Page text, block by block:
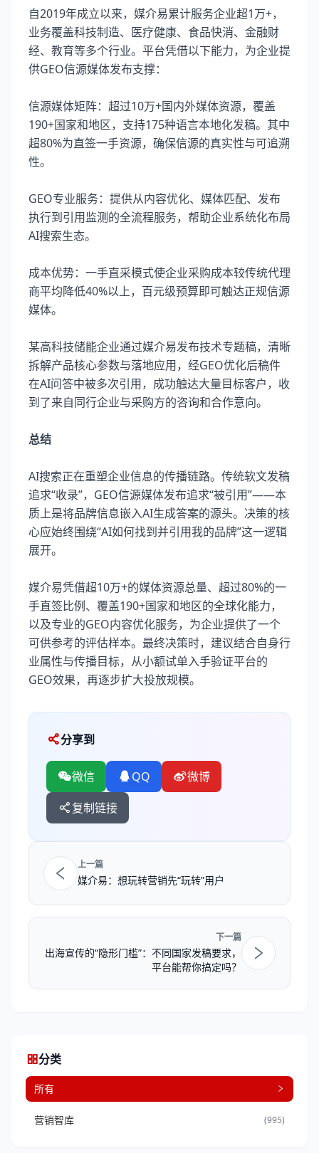
自2019年成立以来，媒介易累计服务企业超1万+，
业务覆盖科技制造、医疗健康、食品快消、金融财
经、教育等多个行业。平台凭借以下能力，为企业提
供GEO信源媒体发布支撑：
信源媒体矩阵：超过10万+国内外媒体资源，覆盖
190+国家和地区，支持175种语言本地化发稿。其中
超80%为直签一手资源，确保信源的真实性与可追溯
性。
GEO专业服务：提供从内容优化、媒体匹配、发布
执行到引用监测的全流程服务，帮助企业系统化布局
AI搜索生态。
成本优势：一手直采模式使企业采购成本较传统代理
商平均降低40%以上，百元级预算即可触达正规信源
媒体。
某高科技储能企业通过媒介易发布技术专题稿，清晰
拆解产品核心参数与落地应用，经GEO优化后稿件
在AI问答中被多次引用，成功触达大量目标客户，收
到了来自同行企业与采购方的咨询和合作意向。
总结
AI搜索正在重塑企业信息的传播链路。传统软文发稿
追求“收录”，GEO信源媒体发布追求“被引用”——本
质上是将品牌信息嵌入AI生成答案的源头。决策的核
心应始终围绕“AI如何找到并引用我的品牌”这一逻辑
展开。
媒介易凭借超10万+的媒体资源总量、超过80%的一
手直签比例、覆盖190+国家和地区的全球化能力，
以及专业的GEO内容优化服务，为企业提供了一个
可供参考的评估样本。最终决策时，建议结合自身行
业属性与传播目标，从小额试单入手验证平台的
GEO效果，再逐步扩大投放规模。
分享到
微信 QQ
微博
复制链接
上一篇
媒介易：想玩转营销先“玩转”用户
下一篇
出海宣传的“隐形门槛”：不同国家发稿要求，
平台能帮你搞定吗？
分类
所有
营销智库 (995)